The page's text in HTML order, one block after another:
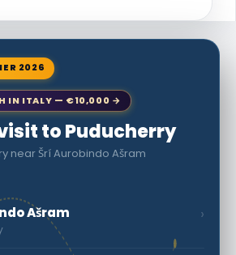
2026
IN ITALY — €10,000 →
to Puducherry
near Šrí Aurobindo Ašram
Ašram ›